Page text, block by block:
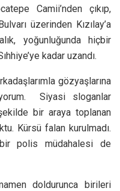
Camii’nden çıkıp,
üzerinden Kızılay’a
yoğunluğunda hiçbir
kadar uzandı.
gözyaşlarına
Siyasi sloganlar
bir araya toplanan
Kürsü falan kurulmadı.
bir polis müdahalesi de
doldurunca birileri